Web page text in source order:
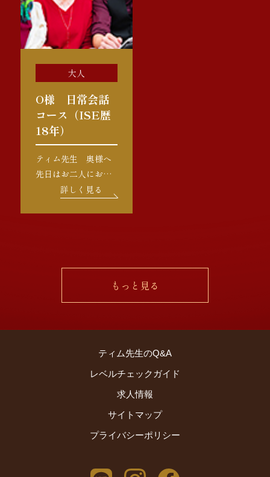
ベルがあるっておっ
しゃってましたよ
[…]
大人
O様 日常会話
コース（ISE歴
18年）
ティム先生 奥様へ
先日はお二人にお目
にかかりいつもの元
詳しく見る
もっと見る
ティム先生のQ&A
レベルチェックガイド
求人情報
サイトマップ
プライバシーポリシー